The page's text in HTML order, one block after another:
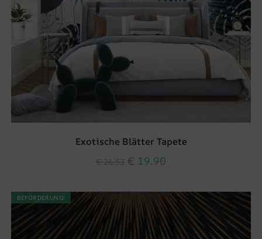
Exotische Blätter Tapete
€ 19.90
BEFÖRDERUNG!